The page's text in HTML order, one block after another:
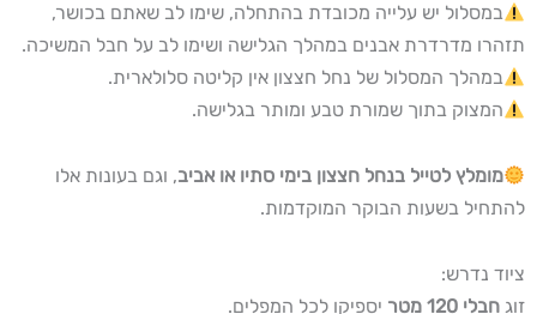
במסלול יש עלייה מכובדת בהתחלה, שימו לב שאתם בכושר,
תזהרו מדרדרת אבנים במהלך הגלישה ושימו לב על חבל המשיכה.
במהלך המסלול של נחל חצצון אין קליטה סלולארית.
המצוק בתוך שמורת טבע ומותר בגלישה.
מומלץ לטייל בנחל חצצון בימי סתיו או אביב, וגם בעונות אלו
להתחיל בשעות הבוקר המוקדמות.
ציוד נדרש:
זוג חבלי 120 מטר יספיקו לכל המפלים.